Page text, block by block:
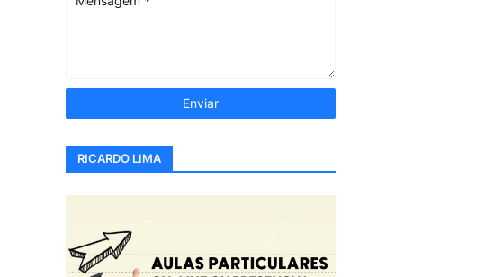
RICARDO LIMA